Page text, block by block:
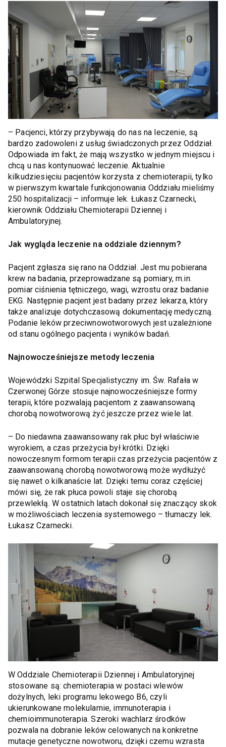
– Pacjenci, którzy przybywają do nas na leczenie, są
bardzo zadowoleni z usług świadczonych przez Oddział.
Odpowiada im fakt, że mają wszystko w jednym miejscu i
chcą u nas kontynuować leczenie. Aktualnie
kilkudziesięciu pacjentów korzysta z chemioterapii, tylko
w pierwszym kwartale funkcjonowania Oddziału mieliśmy
250 hospitalizacji – informuje lek. Łukasz Czarnecki,
kierownik Oddziału Chemioterapii Dziennej i
Ambulatoryjnej.
Jak wygląda leczenie na oddziale dziennym?
Pacjent zgłasza się rano na Oddział. Jest mu pobierana
krew na badania, przeprowadzane są pomiary, m.in.
pomiar ciśnienia tętniczego, wagi, wzrostu oraz badanie
EKG. Następnie pacjent jest badany przez lekarza, który
także analizuje dotychczasową dokumentację medyczną.
Podanie leków przeciwnowotworowych jest uzależnione
od stanu ogólnego pacjenta i wyników badań.
Najnowocześniejsze metody leczenia
Wojewódzki Szpital Specjalistyczny im. Św. Rafała w
Czerwonej Górze stosuje najnowocześniejsze formy
terapii, które pozwalają pacjentom z zaawansowaną
chorobą nowotworową żyć jeszcze przez wiele lat.
– Do niedawna zaawansowany rak płuc był właściwie
wyrokiem, a czas przeżycia był krótki. Dzięki
nowoczesnym formom terapii czas przeżycia pacjentów z
zaawansowaną chorobą nowotworową może wydłużyć
się nawet o kilkanaście lat. Dzięki temu coraz częściej
mówi się, że rak płuca powoli staje się chorobą
przewlekłą. W ostatnich latach dokonał się znaczący skok
w możliwościach leczenia systemowego – tłumaczy lek.
Łukasz Czarnecki.
W Oddziale Chemioterapii Dziennej i Ambulatoryjnej
stosowane są: chemioterapia w postaci wlewów
dożylnych, leki programu lekowego B6, czyli
ukierunkowane molekularnie, immunoterapia i
chemioimmunoterapia. Szeroki wachlarz środków
pozwala na dobranie leków celowanych na konkretne
mutacje genetyczne nowotworu, dzięki czemu wzrasta